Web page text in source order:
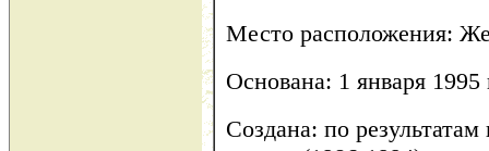
Место расположения:
Основана: 1 января 1995
Создана: по результатам